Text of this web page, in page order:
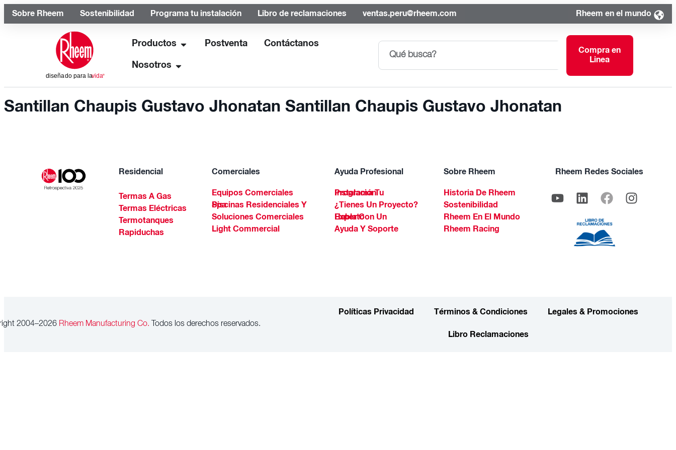
Sobre Rheem Sostenibilidad Programa tu instalación Libro de reclamaciones ventas.peru@rheem.com Rheem en el mundo
Productos Postventa Contáctanos
Nosotros
Compra en
Linea
Santillan Chaupis Gustavo Jhonatan Santillan Chaupis Gustavo Jhonatan
Residencial
Termas A Gas
Termas Eléctricas
Termotanques
Rapiduchas
Comerciales
Equipos Comerciales
Piscinas Residenciales Y Spa
Soluciones Comerciales
Light Commercial
Ayuda Profesional
Programa Tu Instalación
¿Tienes Un Proyecto?
Habla Con Un Experto
Ayuda Y Soporte
Sobre Rheem
Historia De Rheem
Sostenibilidad
Rheem En El Mundo
Rheem Racing
Rheem Redes Sociales
2004–2026Rheem Manufacturing Co. Todos los derechos reservados.
Políticas Privacidad Términos & Condiciones Legales & Promociones
Libro Reclamaciones